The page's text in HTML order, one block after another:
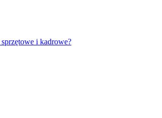
i kadrowe?